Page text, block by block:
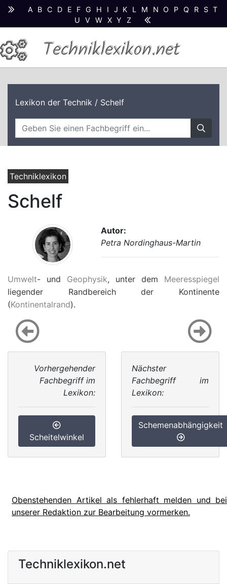
A B C D E F G H I J K L M N O P Q R S T
U
V W X Y Z
Techniklexikon.net
Lexikon der Technik / Schelf
Techniklexikon
Schelf
Autor:
Petra Nordinghaus-Martin
Umwelt- und Geophysik, unter dem Meeresspiegel
liegender Randbereich der Kontinente
(Kontinentalrand).
Vorhergehender
Fachbegriff im
Lexikon:
Scheitelwinkel
Nächster
Fachbegriff im
Lexikon:
Schemenabhängigkeit
Obenstehenden Artikel als fehlerhaft melden und bei
unserer Redaktion zur Bearbeitung vormerken.
Techniklexikon.net